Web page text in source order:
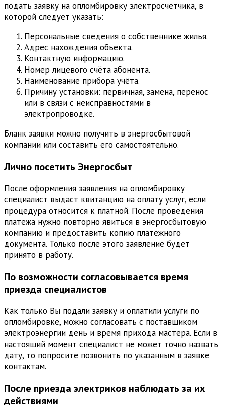
подать заявку на опломбировку электросчётчика, в
которой следует указать:
Персональные сведения о собственнике жилья.
Адрес нахождения объекта.
Контактную информацию.
Номер лицевого счёта абонента.
Наименование прибора учёта.
Причину установки: первичная, замена, перенос
или в связи с неисправностями в
электропроводке.
Бланк заявки можно получить в энергосбытовой
компании или составить его самостоятельно.
Лично посетить Энергосбыт
После оформления заявления на опломбировку
специалист выдаст квитанцию на оплату услуг, если
процедура относится к платной. После проведения
платежа нужно повторно явиться в энергосбытовую
компанию и предоставить копию платёжного
документа. Только после этого заявление будет
принято в работу.
По возможности согласовывается время
приезда специалистов
Как только Вы подали заявку и оплатили услуги по
опломбировке, можно согласовать с поставщиком
электроэнергии день и время прихода мастера. Если в
настоящий момент специалист не может точно назвать
дату, то попросите позвонить по указанным в заявке
контактам.
Пocлe приезда электриков наблюдать за их
действиями